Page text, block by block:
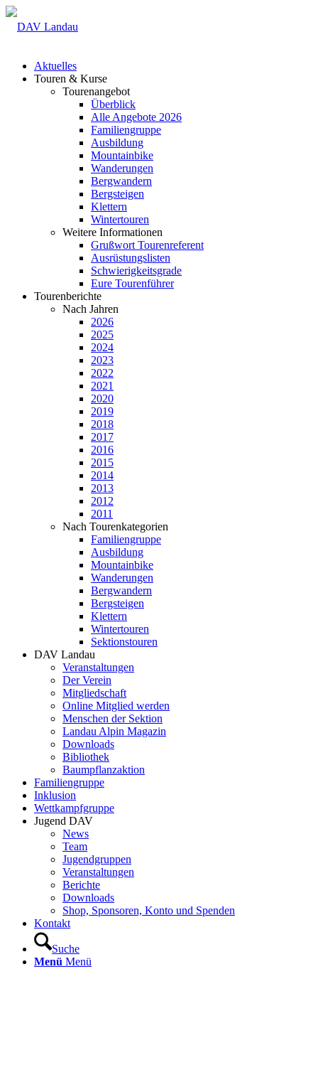
Aktuelles
Touren & Kurse
Tourenangebot
Überblick
Alle Angebote 2026
Familiengruppe
Ausbildung
Mountainbike
Wanderungen
Bergwandern
Bergsteigen
Klettern
Wintertouren
Weitere Informationen
Grußwort Tourenreferent
Ausrüstungslisten
Schwierigkeitsgrade
Eure Tourenführer
Tourenberichte
Nach Jahren
2026
2025
2024
2023
2022
2021
2020
2019
2018
2017
2016
2015
2014
2013
2012
2011
Nach Tourenkategorien
Familiengruppe
Ausbildung
Mountainbike
Wanderungen
Bergwandern
Bergsteigen
Klettern
Wintertouren
Sektionstouren
DAV Landau
Veranstaltungen
Der Verein
Mitgliedschaft
Online Mitglied werden
Menschen der Sektion
Landau Alpin Magazin
Downloads
Bibliothek
Baumpflanzaktion
Familiengruppe
Inklusion
Wettkampfgruppe
Jugend DAV
News
Team
Jugendgruppen
Veranstaltungen
Berichte
Downloads
Shop, Sponsoren, Konto und Spenden
Kontakt
Suche
Menü Menü